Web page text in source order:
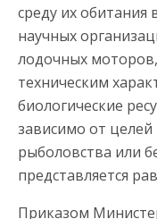
среду их
научных
лодочных
техническим
биологические
зависимо от
рыболовства или
представляется
Приказом